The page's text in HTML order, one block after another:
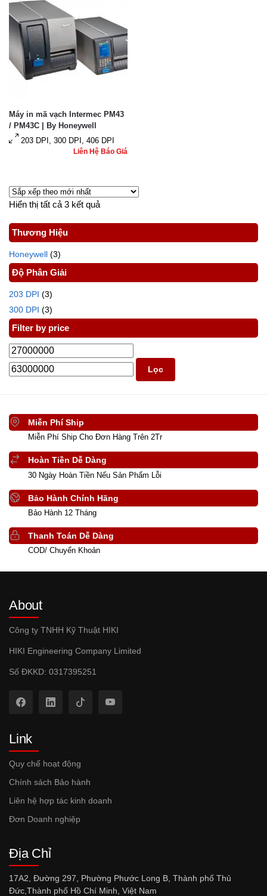
Máy in mã vạch Intermec PM43
/ PM43C | By Honeywell
203 DPI, 300 DPI, 406 DPI
Liên Hệ Báo Giá
Hiển thị tất cả 3 kết quả
Thương Hiệu
Honeywell (3)
Độ Phân Giải
203 DPI (3)
300 DPI (3)
Filter by price
Lọc
Miễn Phí Ship
Miễn Phí Ship Cho Đơn Hàng Trên 2Tr
Hoàn Tiền Dễ Dàng
30 Ngày Hoàn Tiền Nếu Sản Phẩm Lỗi
Bảo Hành Chính Hãng
Bảo Hành 12 Tháng
Thanh Toán Dễ Dàng
COD/ Chuyển Khoản
About
Công ty TNHH Kỹ Thuật HIKI
HIKI Engineering Company Limited
Số ĐKKD: 0317395251
Link
Quy chế hoạt động
Chính sách Bảo hành
Liên hệ hợp tác kinh doanh
Đơn Doanh nghiệp
Địa Chỉ
17A2, Đường 297, Phường Phước Long B, Thành phố Thủ
Đức,Thành phố Hồ Chí Minh, Việt Nam